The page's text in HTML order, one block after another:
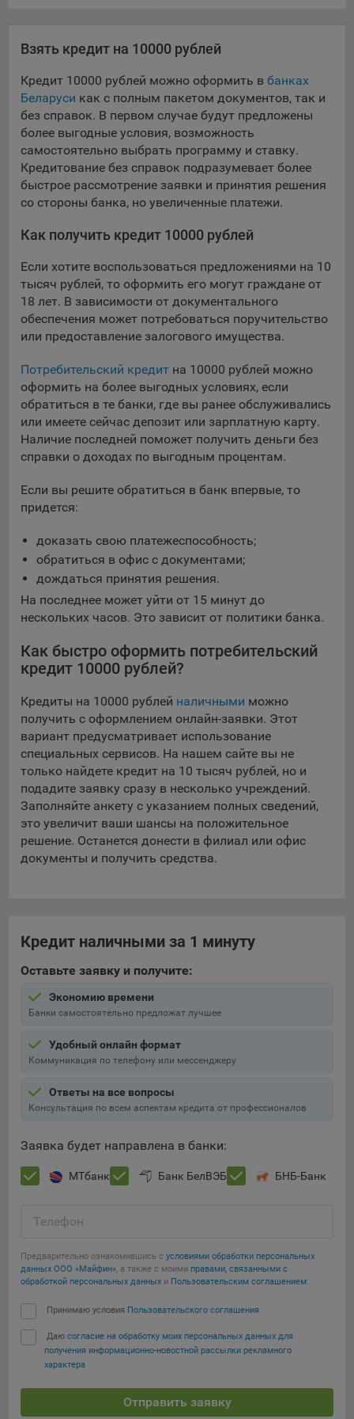
Europe AG, Werftestrasse 4, CH-6005 Luzern, Switzerland.
предоставляемый компанией Google Ireland Ltd, Gordon
House Barrow Street Dublin 4, D04E5W5 Ireland.
Сохранить мои изменения
Сохранить по умолчанию
Взять кредит на 10000 рублей
Кредит 10000 рублей можно оформить в банках
Беларуси как с полным пакетом документов, так и
без справок. В первом случае будут предложены
более выгодные условия, возможность
самостоятельно выбрать программу и ставку.
Кредитование без справок подразумевает более
быстрое рассмотрение заявки и принятия решения
со стороны банка, но увеличенные платежи.
Как получить кредит 10000 рублей
Если хотите воспользоваться предложениями на 10
тысяч рублей, то оформить его могут граждане от
18 лет. В зависимости от документального
обеспечения может потребоваться поручительство
или предоставление залогового имущества.
Потребительский кредит на 10000 рублей можно
оформить на более выгодных условиях, если
обратиться в те банки, где вы ранее обслуживались
или имеете сейчас депозит или зарплатную карту.
Наличие последней поможет получить деньги без
справки о доходах по выгодным процентам.
Если вы решите обратиться в банк впервые, то
придется:
доказать свою платежеспособность;
обратиться в офис с документами;
дождаться принятия решения.
На последнее может уйти от 15 минут до
нескольких часов. Это зависит от политики банка.
Как быстро оформить потребительский
кредит 10000 рублей?
Кредиты на 10000 рублей наличными можно
получить с оформлением онлайн-заявки. Этот
вариант предусматривает использование
специальных сервисов. На нашем сайте вы не
только найдете кредит на 10 тысяч рублей, но и
подадите заявку сразу в несколько учреждений.
Заполняйте анкету с указанием полных сведений,
это увеличит ваши шансы на положительное
решение. Останется донести в филиал или офис
документы и получить средства.
Кредит наличными за 1 минуту
Оставьте заявку и получите:
Экономию времени
Банки самостоятельно предложат лучшее
Удобный онлайн формат
Коммуникация по телефону или мессенджеру
Ответы на все вопросы
Консультация по всем аспектам кредита от профессионалов
Заявка будет направлена в банки:
МТбанк Банк БелВЭБ БНБ-Банк
Телефон
Предварительно ознакомившись с условиями обработки персональных
данных ООО «Майфин», а также с моими правами, связанными с
обработкой персональных данных и Пользовательским соглашением:
Принимаю условия Пользовательского соглашения
Даю согласие на обработку моих персональных данных для
получения информационно-новостной рассылки рекламного
характера
Отправить заявку